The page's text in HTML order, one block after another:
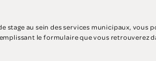
stage au sein des services municipaux, vous
le formulaire que vous retrouverez